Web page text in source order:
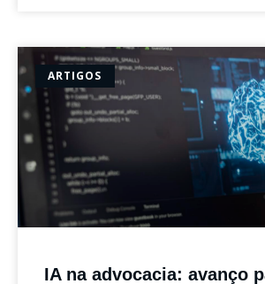
ARTIGOS
IA na advocacia: avanço